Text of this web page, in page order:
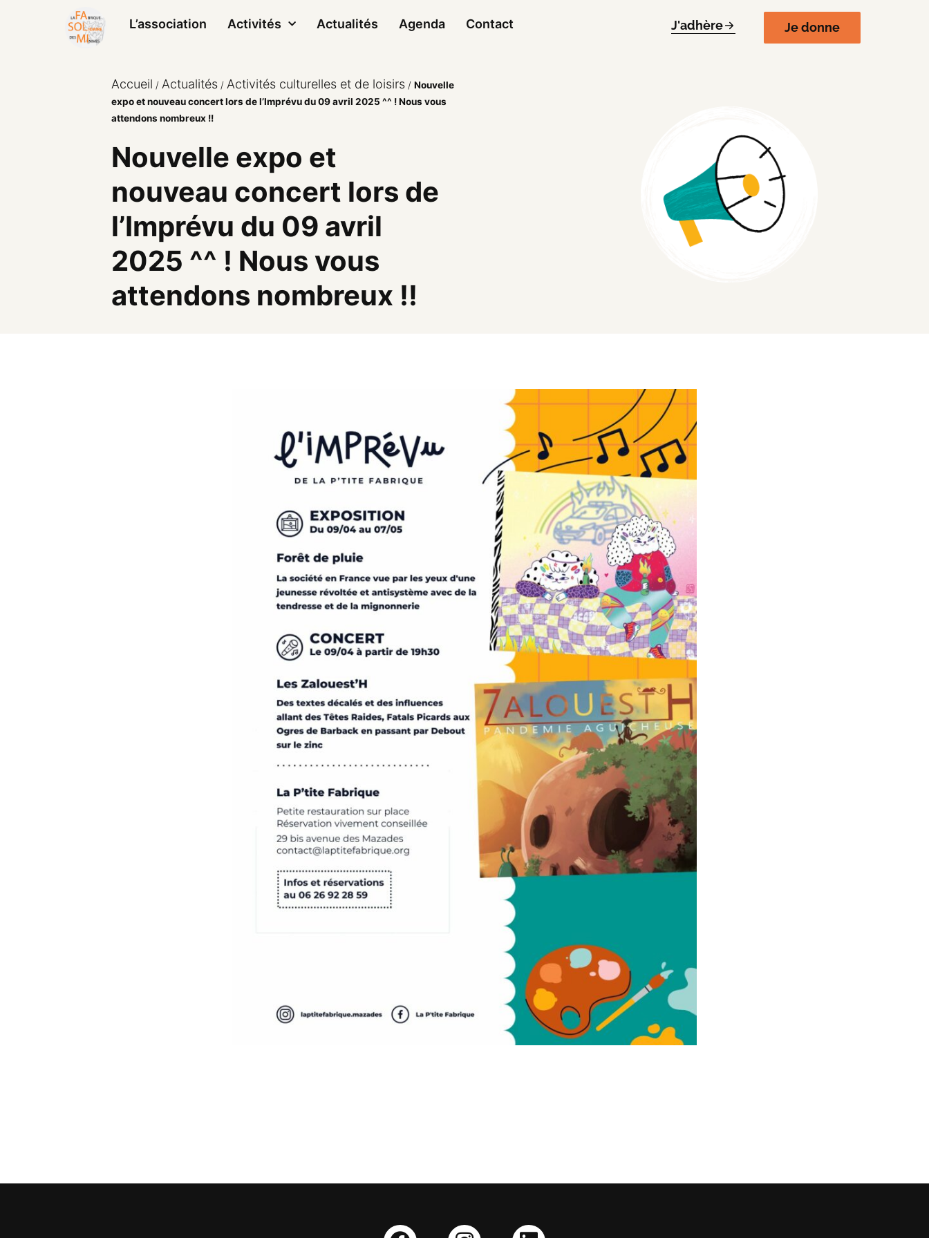
L’association Activités Actualités Agenda Contact J'adhère Je donne
Accueil / Actualités / Activités culturelles et de loisirs /Nouvelle
expo et nouveau concert lors de l’Imprévu du 09 avril 2025 ^^ ! Nous vous
attendons nombreux !!
Nouvelle expo et
nouveau concert lors de
l’Imprévu du 09 avril
2025 ^^ ! Nous vous
attendons nombreux !!